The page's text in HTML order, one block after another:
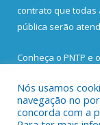
contrato que todas
pública serão
Conheça o PNTP e o
Nós usamos
navegação no
concorda com a